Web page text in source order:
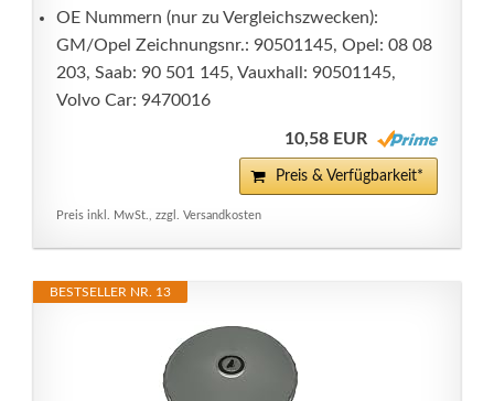
OE Nummern (nur zu Vergleichszwecken):
GM/Opel Zeichnungsnr.: 90501145, Opel: 08 08
203, Saab: 90 501 145, Vauxhall: 90501145,
Volvo Car: 9470016
10,58 EUR
Preis & Verfügbarkeit*
Preis inkl. MwSt., zzgl. Versandkosten
BESTSELLER NR. 13